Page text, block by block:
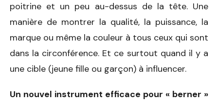
poitrine et un peu au-dessus de la tête. Une
manière de montrer la qualité, la puissance, la
marque ou même la couleur à tous ceux qui sont
dans la circonférence. Et ce surtout quand il y a
une cible (jeune fille ou garçon) à influencer.
Un nouvel instrument efficace pour « berner »